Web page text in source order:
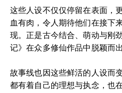
这些人设不仅仅停留在表面，
血有肉，令人期待他们在接下
现。正是古今结合、萌动与刚
记》在众多修仙作品中脱颖而
故事线也因这些鲜活的人设而
都有着自己的理想与执念，也